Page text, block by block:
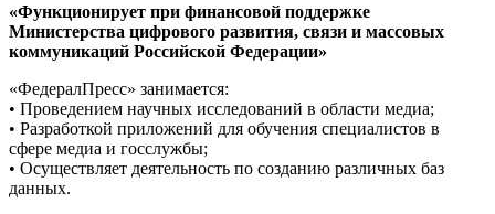
«Функционирует при финансовой поддержке
Министерства цифрового развития, связи и массовых
коммуникаций Российской Федерации»
«ФедералПресс» занимается:
• Проведением научных исследований в области медиа;
• Разработкой приложений для обучения специалистов в
сфере медиа и госслужбы;
• Осуществляет деятельность по созданию различных баз
данных.